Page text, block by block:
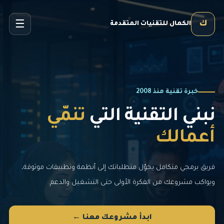
ك الكمال للتقنيات المتقدمة ☰
خبرة تقنية منذ 2008
نبني التقنية التي تنمّي
أعمالك
فريق برمجي متكامل يحوّل متطلباتك إلى أنظمة وتطبيقات موثوقة،
ويواكب مشروعك من الفكرة الأولى حتى التشغيل والدعم.
ابدأ مشروعك معنا ←